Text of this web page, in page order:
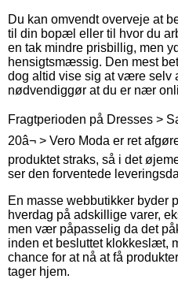
Du kan omvendt overveje at
til din bopæl eller til hvor du
en tak mindre prisbillig, men
hensigtsmæssig. Den mest
dog altid vise sig at være selv
nødvendiggør at du er nær
Fragtperioden på Dresses >
20â¬ > Vero Moda er ret
produktet straks, så i det
ser den forventede
En masse webbutikker byder
hverdag på adskillige varer,
men vær påpasselig da det
inden et besluttet klokkeslæt,
chance for at nå at få
tager hjem.